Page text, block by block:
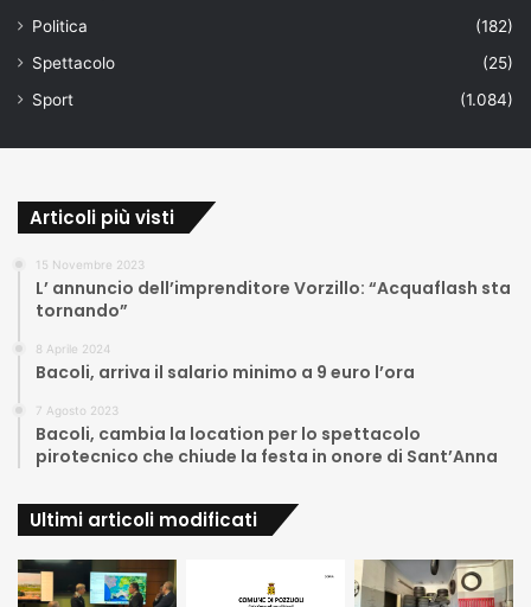
Politica
(182)
Spettacolo
(25)
Sport
(1.084)
Articoli più visti
15 Novembre 2023
L’ annuncio dell’imprenditore Vorzillo: “Acquaflash sta
tornando”
8 Aprile 2024
Bacoli, arriva il salario minimo a 9 euro l’ora
7 Agosto 2023
Bacoli, cambia la location per lo spettacolo
pirotecnico che chiude la festa in onore di Sant’Anna
Ultimi articoli modificati